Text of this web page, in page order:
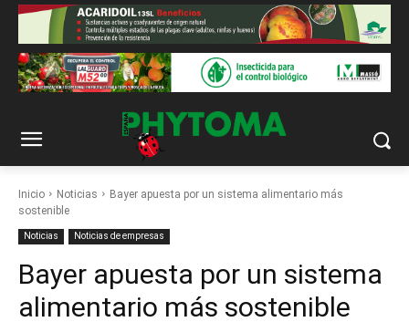
Inicio Noticias
Bayer apuesta por un sistema alimentario más
sostenible
Noticias Noticias de empresas
Bayer apuesta por un sistema
alimentario más sostenible